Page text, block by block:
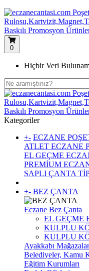
0
Hiçbir Veri
Kategoriler
+- ECZANE
ATLET ECZANE
EL GEÇME
PREMİUM
SAPLI ÇANTA
+- BEZ ÇANTA
Eczane Bez Çanta
EL GEÇME
KULPLU
KULPLU
Ayakkabı
Belediyeler, Kamu
Eğitim Kurumları